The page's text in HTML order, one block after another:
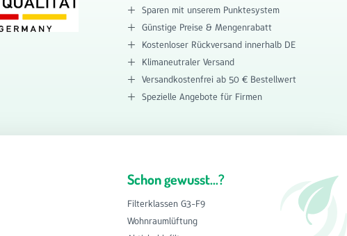
Sparen mit unserem Punktesystem
Günstige Preise & Mengenrabatt
Kostenloser Rückversand innerhalb DE
Klimaneutraler Versand
Versandkostenfrei ab 50 € Bestellwert
Spezielle Angebote für Firmen
Schon gewusst...?
Filterklassen G3-F9
Wohnraumlüftung